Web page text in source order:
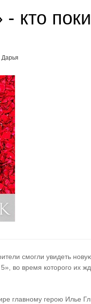
- кто
Дарья
смогли увидеть
во время которого их
главному герою Илье